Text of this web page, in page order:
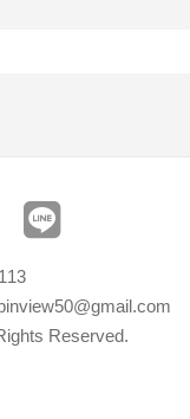
Reserved.